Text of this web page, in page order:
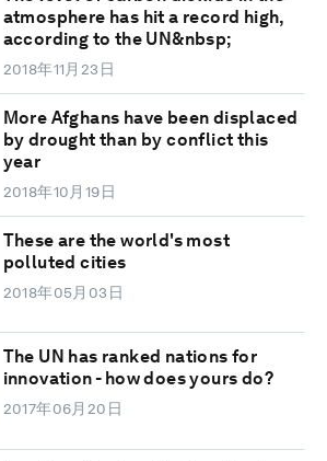
atmosphere has hit a record high,
according to the UN&nbsp;
2018年11月23日
More Afghans have been displaced
by drought than by conflict this
year
2018年10月19日
These are the world's most
polluted cities
2018年05月03日
The UN has ranked nations for
innovation - how does yours do?
2017年06月20日